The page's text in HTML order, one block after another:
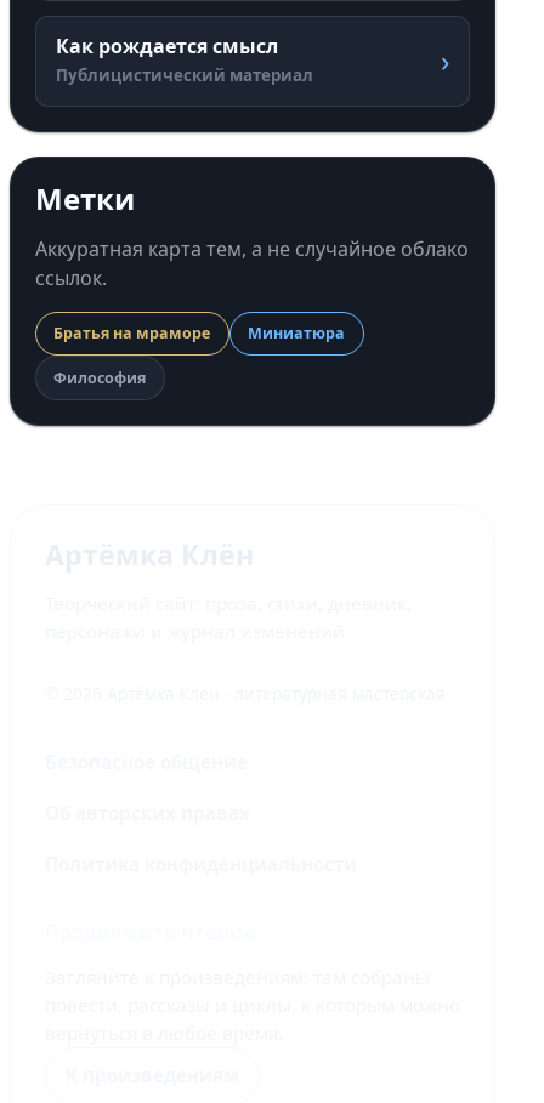
Как рождается смысл
Публицистический материал ›
Метки
Аккуратная карта тем, а не случайное облако
ссылок.
Братья на мраморе Миниатюра
Философия